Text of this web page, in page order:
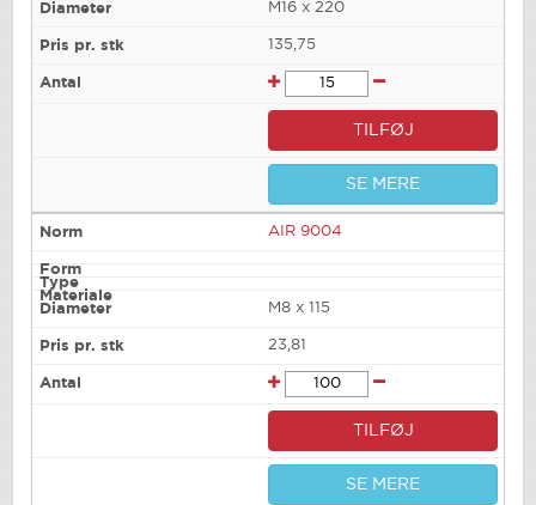
M16 x 220
135,75
TILFØJ
SE MERE
AIR 9004
M8 x 115
23,81
TILFØJ
SE MERE